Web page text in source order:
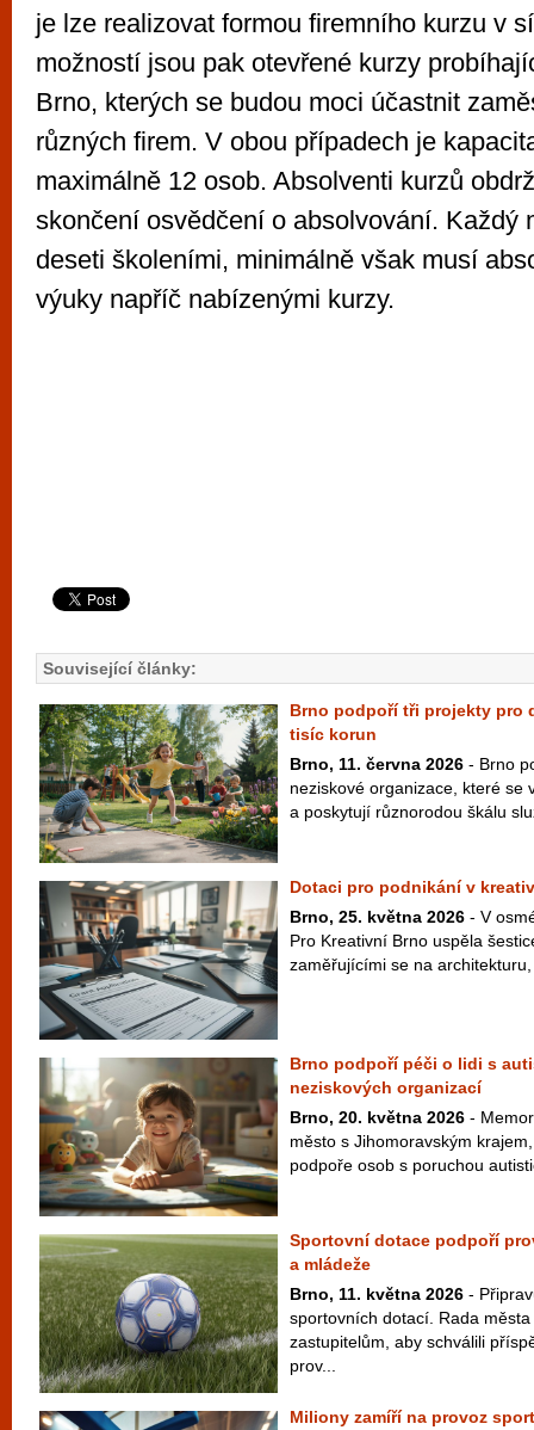
je lze realizovat formou firemního kurzu v
možností jsou pak otevřené kurzy
Brno, kterých se budou moci účastnit
různých firem. V obou případech je
maximálně 12 osob. Absolventi kurzů
skončení osvědčení o absolvování. Každý
deseti školeními, minimálně však musí
výuky napříč nabízenými kurzy.
Související články:
Brno podpoří tři projekty pro
tisíc korun
Brno, 11. června 2026 - Brno
neziskové organizace, které se
a poskytují různorodou škálu
Dotaci pro podnikání v
Brno, 25. května 2026 - V
Pro Kreativní Brno uspěla
zaměřujícími se na
Brno podpoří péči o lidi s
neziskových organizací
Brno, 20. května 2026 -
město s Jihomoravským
podpoře osob s poruchou
Sportovní dotace podpoří
a mládeže
Brno, 11. května 2026 -
sportovních dotací. Rada
zastupitelům, aby schválili
prov...
Miliony zamíří na provoz